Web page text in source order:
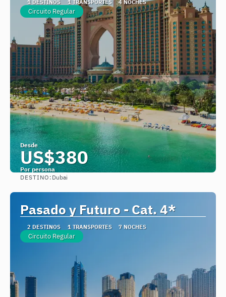
1 DESTINOS 1 TRANSPORTES 4 NOCHES
Circuito Regular
Desde
US$380
Por persona
DESTINO: Dubai
Pasado y Futuro - Cat. 4*
2 DESTINOS 1 TRANSPORTES 7 NOCHES
Circuito Regular